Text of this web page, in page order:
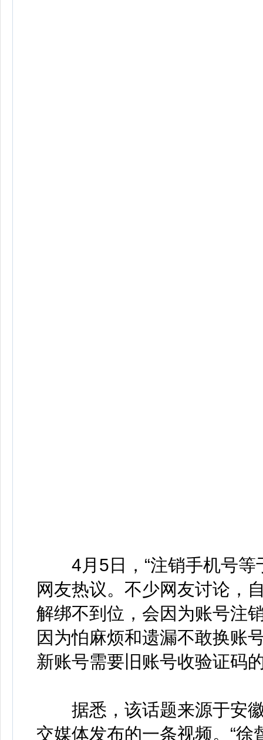
4月5日，“注销手机号等
网友热议。不少网友讨论，
解绑不到位，会因为账号注
因为怕麻烦和遗漏不敢换账
新账号需要旧账号收验证码
据悉，该话题来源于安徽
交媒体发布的一条视频。“徐